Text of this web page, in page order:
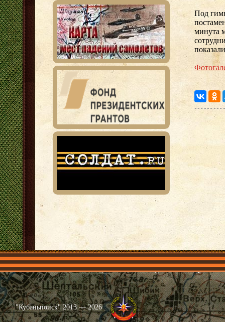
Под
минута
Главная Имена Общественные объединения Проекты
"Кубаньпоиск" 2013 — 2026